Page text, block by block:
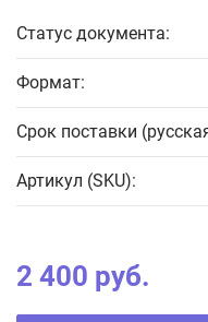
Статус документа:
Формат:
Срок поставки
Артикул (SKU):
2 400 руб.